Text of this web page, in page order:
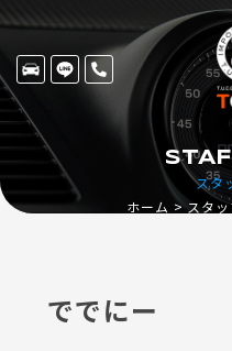
スタ
ホーム スタ
ででにー